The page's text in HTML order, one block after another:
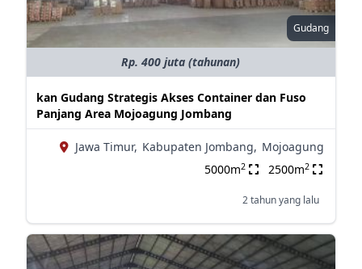
Gudang
Rp. 400 juta (tahunan)
kan Gudang Strategis Akses Container dan Fuso
Panjang Area Mojoagung Jombang
Jawa Timur, Kabupaten Jombang, Mojoagung
5000m2 2500m2
2 tahun yang lalu